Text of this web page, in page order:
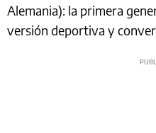
Alemania): la primera
versión deportiva y